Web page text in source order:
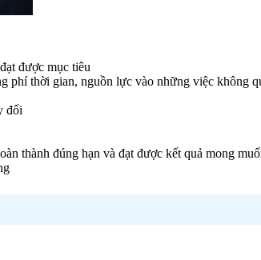
được mục tiêu
phí thời gian, nguồn lực vào những việc không
đổi
thành đúng hạn và đạt được kết quả mong